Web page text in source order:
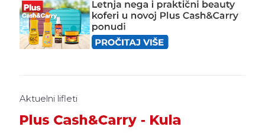
Aktuelni lifleti